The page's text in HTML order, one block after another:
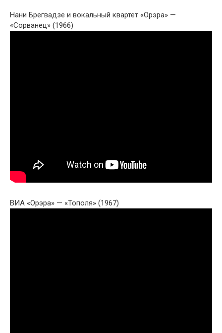
Нани Брегвадзе и вокальный квартет «Орэра» —
«Сорванец» (1966)
ВИА «Орэра» — «Тополя» (1967)